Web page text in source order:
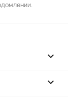

